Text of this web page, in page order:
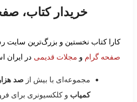
خریدار کتاب،
کارا کتاب نخستین و بزرگ‌ترین
صفحه گرام و مجلات قدیمی در ایران
مجموعه‌ای با بیش از صد
کمیاب و کلکسیونری برای